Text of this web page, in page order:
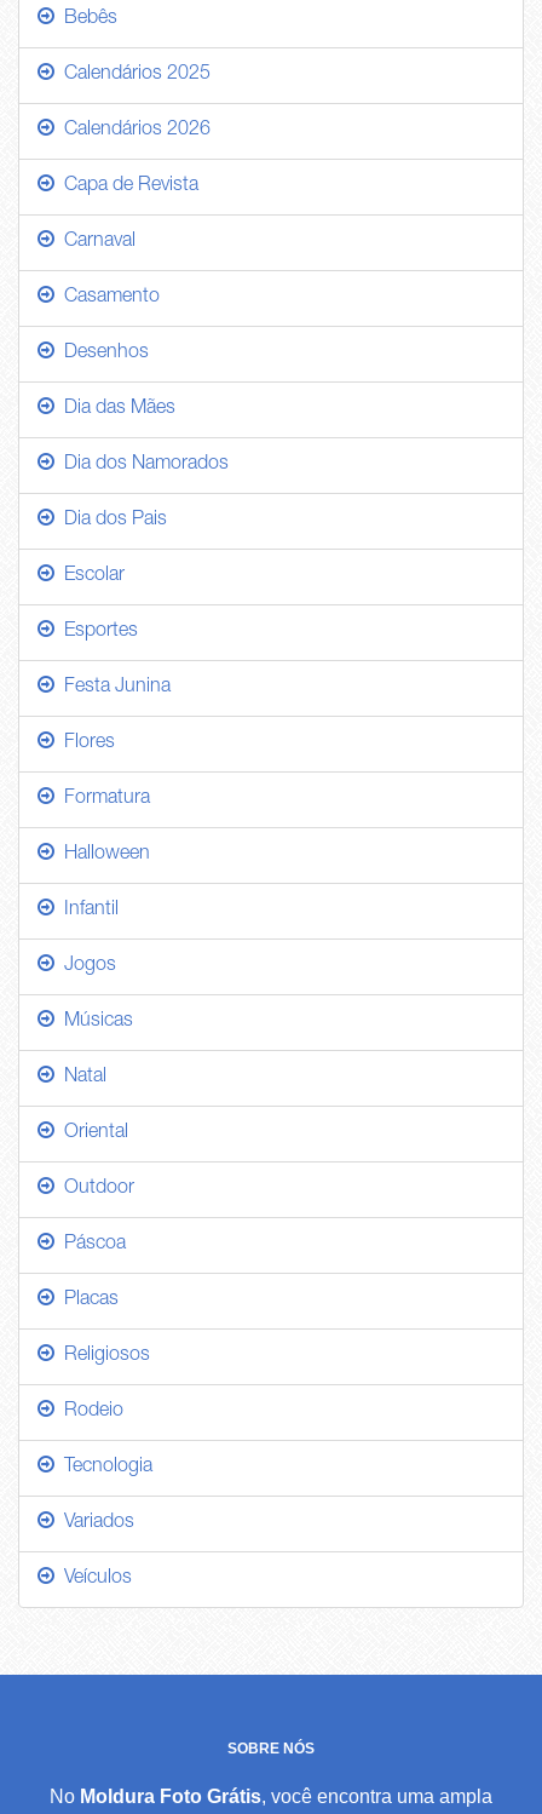
Bebês
Calendários 2025
Calendários 2026
Capa de Revista
Carnaval
Casamento
Desenhos
Dia das Mães
Dia dos Namorados
Dia dos Pais
Escolar
Esportes
Festa Junina
Flores
Formatura
Halloween
Infantil
Jogos
Músicas
Natal
Oriental
Outdoor
Páscoa
Placas
Religiosos
Rodeio
Tecnologia
Variados
Veículos
SOBRE NÓS
No Moldura Foto Grátis, você encontra uma ampla